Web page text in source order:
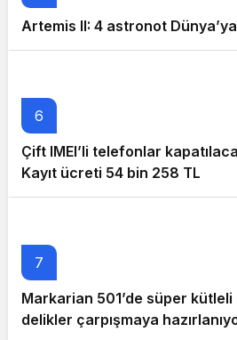
Artemis II: 4 astronot
6
Çift IMEI’li telefonlar
Kayıt ücreti 54 bin 258 TL
7
Markarian 501’de süper kütleli
delikler çarpışmaya